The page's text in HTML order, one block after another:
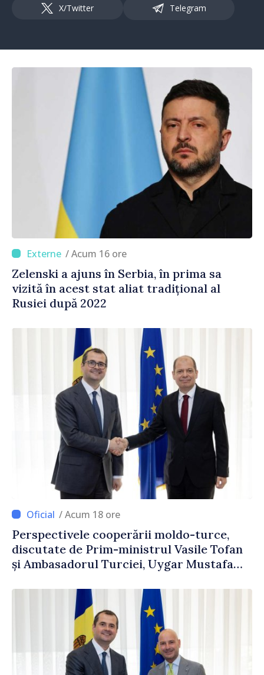
X/Twitter Telegram
/ Acum 16 ore
Zelenski a ajuns în Serbia, în prima sa
vizită în acest stat aliat tradițional al
Rusiei după 2022
/ Acum 18 ore
Perspectivele cooperării moldo-turce,
discutate de Prim-ministrul Vasile Tofan
și Ambasadorul Turciei, Uygar Mustafa